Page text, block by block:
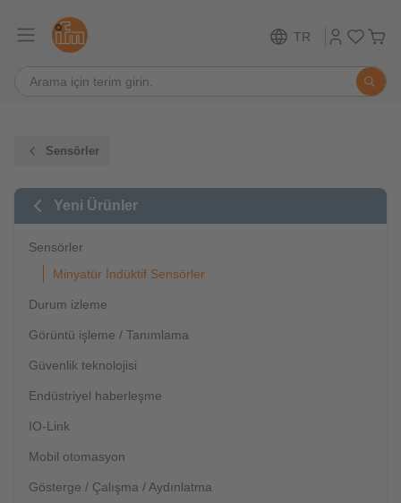
TR
Sensörler
Yeni Ürünler
Sensörler
Minyatür İndüktif Sensörler
Durum izleme
Görüntü işleme / Tanımlama
Güvenlik teknolojisi
Endüstriyel haberleşme
IO-Link
Mobil otomasyon
Gösterge / Çalışma / Aydınlatma